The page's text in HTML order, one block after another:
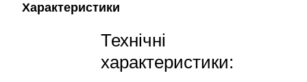
Характеристики
Технічні
характеристики: